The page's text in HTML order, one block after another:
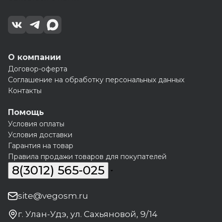
О компании
Договор-оферта
Соглашение на обработку персональных данных
Контакты
Помощь
Условия оплаты
Условия доставки
Гарантия на товар
Правила продажи товаров для покупателей
8(3012) 565-025
site@vegosm.ru
г. Улан-Удэ, ул. Сахьяновой, 9/14